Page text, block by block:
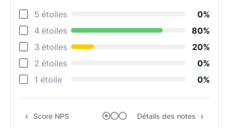
5 étoiles
0%
4 étoiles
80%
3 étoiles
20%
2 étoiles
0%
1 étoile
0%
Score NPS Détails des notes